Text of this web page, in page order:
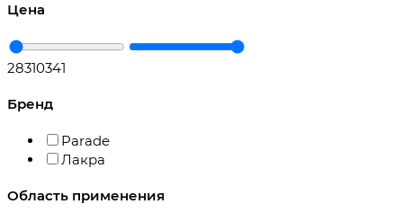
Цена
28310341
Бренд
Parade
Лакра
Область применения